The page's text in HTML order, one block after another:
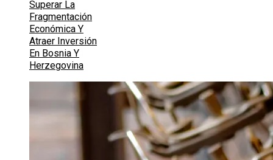
Superar La
Fragmentación
Económica Y
Atraer Inversión
En Bosnia Y
Herzegovina